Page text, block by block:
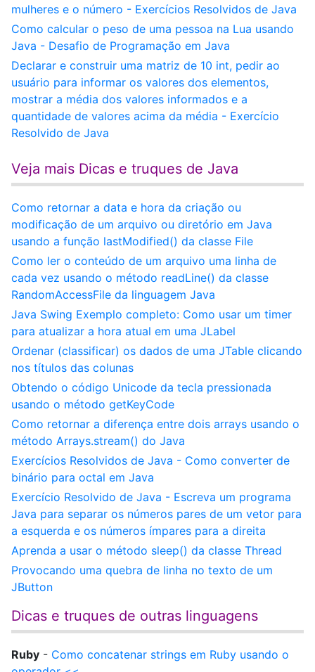
mulheres e o número - Exercícios Resolvidos de Java
Como calcular o peso de uma pessoa na Lua usando
Java - Desafio de Programação em Java
Declarar e construir uma matriz de 10 int, pedir ao
usuário para informar os valores dos elementos,
mostrar a média dos valores informados e a
quantidade de valores acima da média - Exercício
Resolvido de Java
Veja mais Dicas e truques de Java
Como retornar a data e hora da criação ou
modificação de um arquivo ou diretório em Java
usando a função lastModified() da classe File
Como ler o conteúdo de um arquivo uma linha de
cada vez usando o método readLine() da classe
RandomAccessFile da linguagem Java
Java Swing Exemplo completo: Como usar um timer
para atualizar a hora atual em uma JLabel
Ordenar (classificar) os dados de uma JTable clicando
nos títulos das colunas
Obtendo o código Unicode da tecla pressionada
usando o método getKeyCode
Como retornar a diferença entre dois arrays usando o
método Arrays.stream() do Java
Exercícios Resolvidos de Java - Como converter de
binário para octal em Java
Exercício Resolvido de Java - Escreva um programa
Java para separar os números pares de um vetor para
a esquerda e os números ímpares para a direita
Aprenda a usar o método sleep() da classe Thread
Provocando uma quebra de linha no texto de um
JButton
Dicas e truques de outras linguagens
Ruby - Como concatenar strings em Ruby usando o